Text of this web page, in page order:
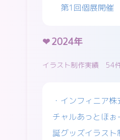
第1回個展開催
2024年
イラスト制作実績 54
・インフィニア
チャルあっとほ
誕グッズイラスト